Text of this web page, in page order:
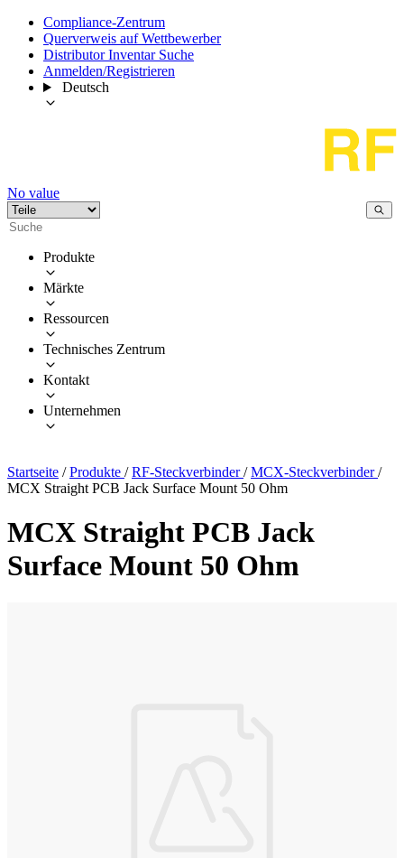
Compliance-Zentrum
Querverweis auf Wettbewerber
Distributor Inventar Suche
Anmelden/Registrieren
Deutsch
No value
Produkte
Märkte
Ressourcen
Technisches Zentrum
Kontakt
Unternehmen
Startseite / Produkte / RF-Steckverbinder/ MCX-Steckverbinder/
MCX Straight PCB Jack Surface Mount 50 Ohm
MCX Straight PCB Jack
Surface Mount 50 Ohm